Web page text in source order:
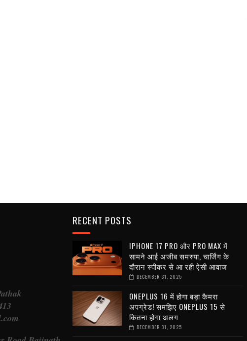
RECENT POSTS
IPHONE 17 PRO और PRO MAX में
सामने आई अजीब समस्या, चार्जिंग के
दौरान स्पीकर से आ रही ऐसी आवाज
DECEMBER 31, 2025
ONEPLUS 16 में होगा बड़ा कैमरा
अपग्रेड! समझिए ONEPLUS 15 से
कितना होगा अलग
DECEMBER 31, 2025